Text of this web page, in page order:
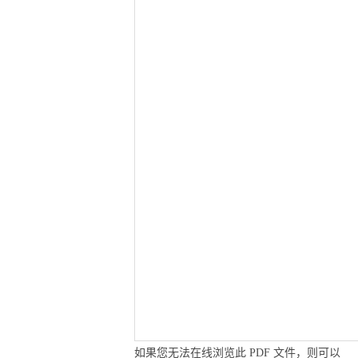
如果您无法在线浏览此 PDF 文件，则可以